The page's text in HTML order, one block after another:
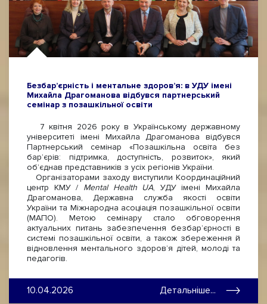
Безбар’єрність і ментальне здоров’я: в УДУ імені
Михайла Драгоманова відбувся партнерський
семінар з позашкільної освіти
7 квітня 2026 року в Українському державному
університеті імені Михайла Драгоманова відбувся
Партнерський семінар «Позашкільна освіта без
бар’єрів: підтримка, доступність, розвиток», який
об’єднав представників з усіх регіонів України.
Організаторами заходу виступили Координаційний
центр КМУ / Mental Health UA, УДУ імені Михайла
Драгоманова, Державна служба якості освіти
України та Міжнародна асоціація позашкільної освіти
(МАПО). Метою семінару стало обговорення
актуальних питань забезпечення безбар’єрності в
системі позашкільної освіти, а також збереження й
відновлення ментального здоров’я дітей, молоді та
педагогів.
10.04.2026 Детальніше...